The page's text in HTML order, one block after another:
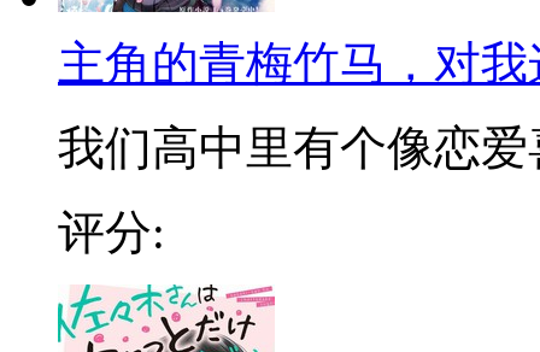
主角的青梅竹马，对
我们高中里有个像恋爱
评分: